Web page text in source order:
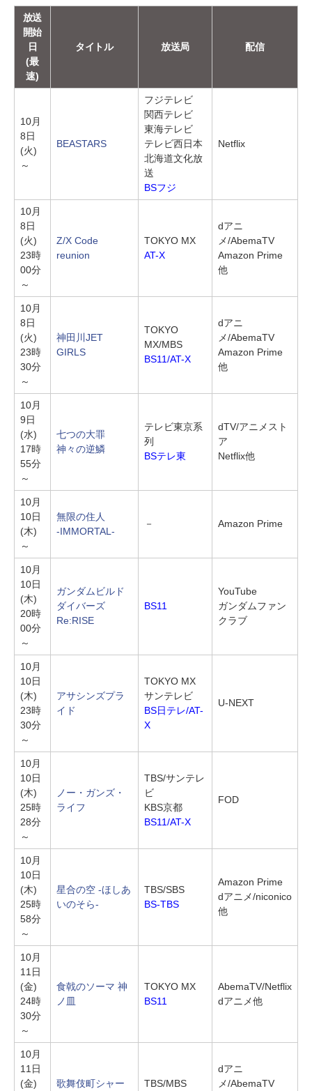
放送
開始
日
(最
速)
タイトル 放送局 配信
10月
8日
(火)
～
BEASTARS
フジテレビ
関西テレビ
東海テレビ
テレビ西日本
北海道文化放
送
BSフジ
Netflix
10月
8日
(火)
23時
00分
～
Z/X Code
reunion
TOKYO MX
AT-X
dアニ
メ/AbemaTV
Amazon Prime
他
10月
8日
(火)
23時
30分
～
神田川JET
GIRLS
TOKYO
MX/MBS
BS11/AT-X
dアニ
メ/AbemaTV
Amazon Prime
他
10月
9日
(水)
17時
55分
～
七つの大罪
神々の逆鱗
テレビ東京系
列
BSテレ東
dTV/アニメスト
ア
Netflix他
10月
10日
(木)
～
無限の住人
-IMMORTAL-
－ Amazon Prime
10月
10日
(木)
20時
00分
～
ガンダムビルド
ダイバーズ
Re:RISE
BS11
YouTube
ガンダムファン
クラブ
10月
10日
(木)
23時
30分
～
アサシンズプラ
イド
TOKYO MX
サンテレビ
BS日テレ/AT-
X
U-NEXT
10月
10日
(木)
25時
28分
～
ノー・ガンズ・
ライフ
TBS/サンテレ
ビ
KBS京都
BS11/AT-X
FOD
10月
10日
(木)
25時
58分
～
星合の空 -ほしあ
いのそら-
TBS/SBS
BS-TBS
Amazon Prime
dアニメ/niconico
他
10月
11日
(金)
24時
30分
～
食戟のソーマ 神
ノ皿
TOKYO MX
BS11
AbemaTV/Netflix
dアニメ他
10月
11日
(金)
歌舞伎町シャー
TBS/MBS
dアニ
メ/AbemaTV